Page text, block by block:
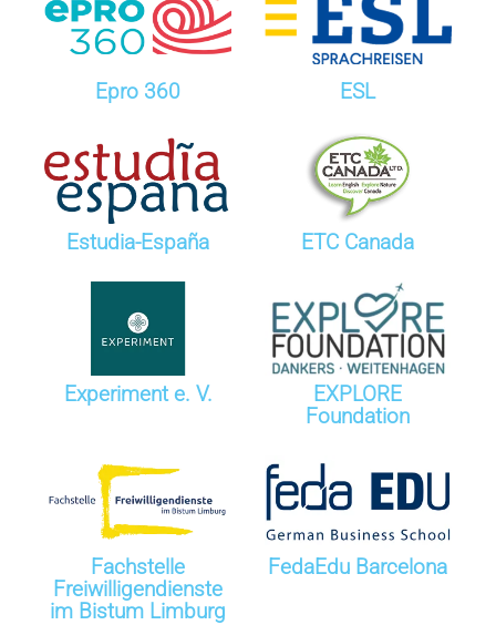
Epro 360 ESL
Estudia-España ETC Canada
Experiment e. V.
EXPLORE
Foundation
Fachstelle
Freiwilligendienste
im Bistum Limburg
FedaEdu Barcelona